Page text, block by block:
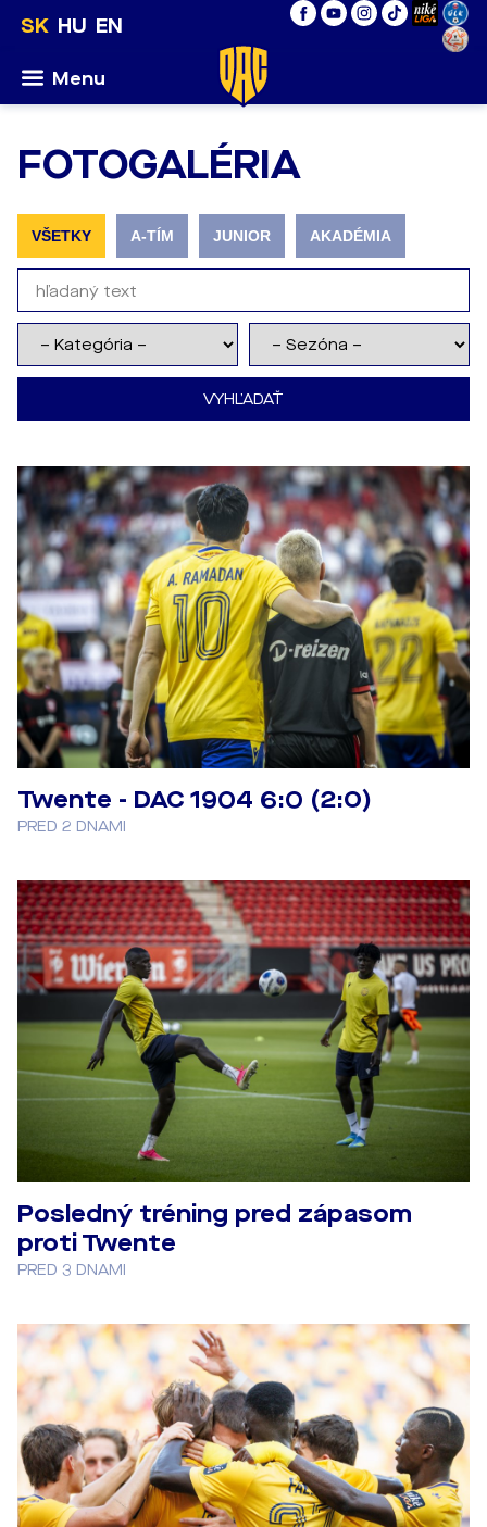
SK HU EN
Menu
FOTOGALÉRIA
VŠETKY A-TÍM JUNIOR AKADÉMIA
VYHĽADAŤ
Twente - DAC 1904 6:0 (2:0)
PRED 2 DNAMI
Posledný tréning pred zápasom
proti Twente
PRED 3 DNAMI